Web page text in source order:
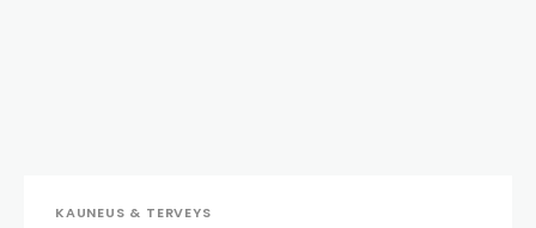
KAUNEUS & TERVEYS